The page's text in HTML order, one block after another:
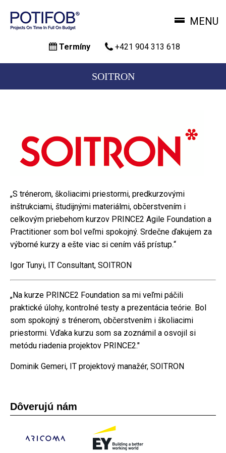
hlavný
MENU
Termíny +421 904 313 618
SOITRON
„S trénerom, školiacimi priestormi, predkurzovými
inštrukciami, študijnými materiálmi, občerstvením i
celkovým priebehom kurzov PRINCE2 Agile Foundation a
Practitioner som bol veľmi spokojný. Srdečne ďakujem za
výborné kurzy a ešte viac si cením váš prístup.“
Igor Tunyi, IT Consultant, SOITRON
„Na kurze PRINCE2 Foundation sa mi veľmi páčili
praktické úlohy, kontrolné testy a prezentácia teórie. Bol
som spokojný s trénerom, občerstvením i školiacimi
priestormi. Vďaka kurzu som sa zoznámil a osvojil si
metódu riadenia projektov PRINCE2."
Dominik Gemeri, IT projektový manažér, SOITRON
Dôverujú nám